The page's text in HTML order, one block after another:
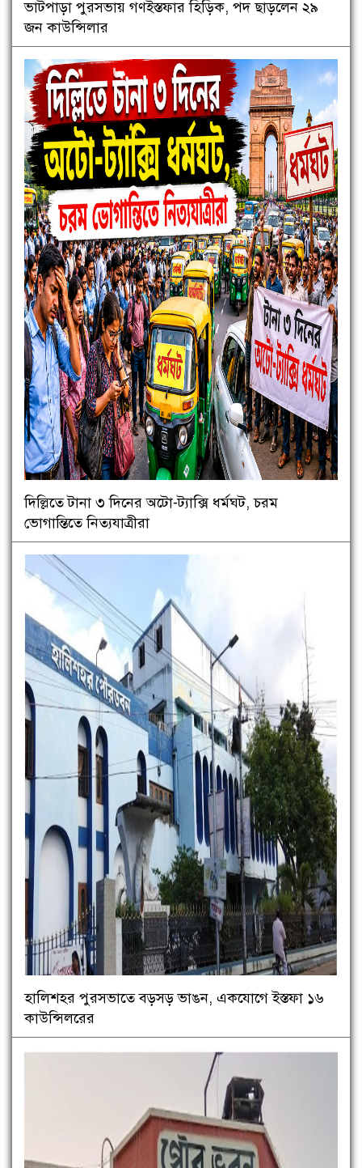
ভাটপাড়া পুরসভায় গণইস্তফার হিড়িক, পদ ছাড়লেন ২৯
জন কাউন্সিলার
দিল্লিতে টানা ৩ দিনের অটো-ট্যাক্সি ধর্মঘট, চরম
ভোগান্তিতে নিত্যযাত্রীরা
হালিশহর পুরসভাতে বড়সড় ভাঙন, একযোগে ইস্তফা ১৬
কাউন্সিলরের